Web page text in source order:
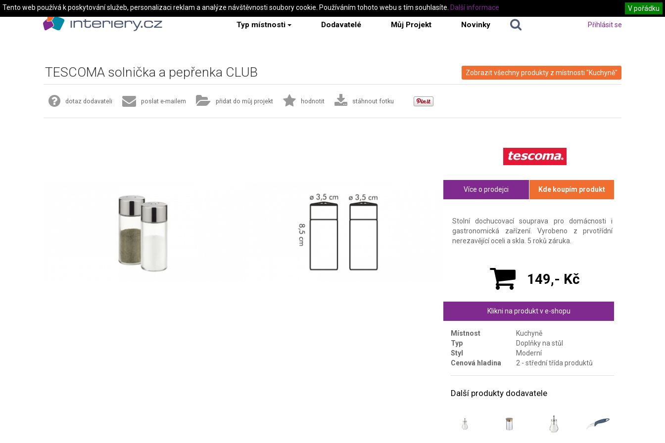
Typ místnosti Dodavatelé Můj Projekt Novinky Přihlásit se
Zobrazit všechny produkty z místnosti "Kuchyně"
TESCOMA solnička a pepřenka CLUB
dotaz dodavateli poslat e-mailem přidat do můj projekt hodnotit stáhnout fotku
Více o prodejci Kde koupím produkt
Stolní dochucovací souprava pro domácnosti i
gastronomická zařízení. Vyrobeno z prvotřídní
nerezavějící oceli a skla. 5 roků záruka.
149,- Kč
Klikni na produkt v e-shopu
Místnost
Kuchyně
Typ
Doplňky na stůl
Styl
Moderní
Cenová hladina
2 - střední třída produktů
Další produkty dodavatele
Tento web používá k poskytování služeb, personalizaci reklam a analýze návštěvnosti soubory cookie. Používáním tohoto webu s tím souhlasíte. V pořádku
Další informace